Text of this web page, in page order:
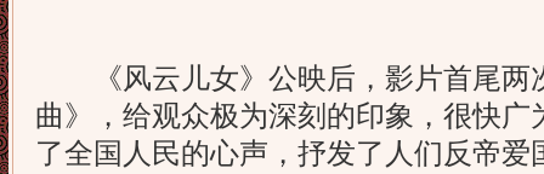
《风云儿女》公映后，影片首尾两
曲》，给观众极为深刻的印象，很快
了全国人民的心声，抒发了人们反帝